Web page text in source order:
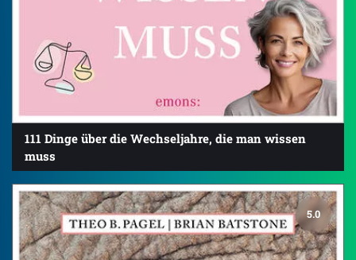
111 Dinge über die Wechseljahre, die man wissen
muss
5.0